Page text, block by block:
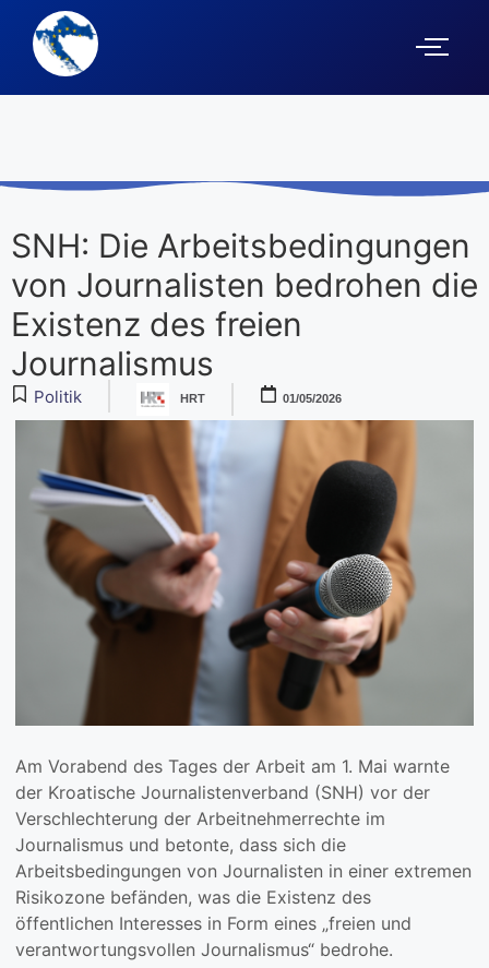
SNH: Die Arbeitsbedingungen
von Journalisten bedrohen die
Existenz des freien
Journalismus
Politik HRT 01/05/2026
Am Vorabend des Tages der Arbeit am 1. Mai warnte
der Kroatische Journalistenverband (SNH) vor der
Verschlechterung der Arbeitnehmerrechte im
Journalismus und betonte, dass sich die
Arbeitsbedingungen von Journalisten in einer extremen
Risikozone befänden, was die Existenz des
öffentlichen Interesses in Form eines „freien und
verantwortungsvollen Journalismus“ bedrohe.